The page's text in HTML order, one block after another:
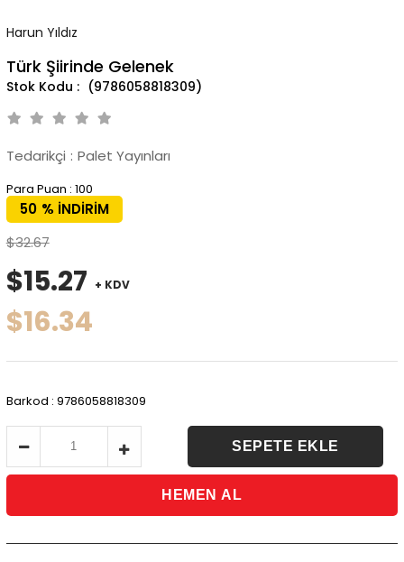
Harun Yıldız
Türk Şiirinde Gelenek
(9786058818309)
Tedarikçi : Palet Yayınları
Para Puan : 100
%
50
İNDIRIM
$32.67
$15.27 + KDV
$16.34
Barkod : 9786058818309